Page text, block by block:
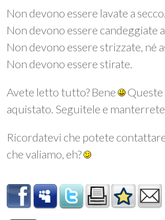
Non devono essere lavate a secco.
Non devono essere candeggiate
Non devono essere strizzate, né
Non devono essere stirate.
Avete letto tutto? Bene Queste
aquistato. Seguitele e
Ricordatevi che potete
che valiamo, eh?